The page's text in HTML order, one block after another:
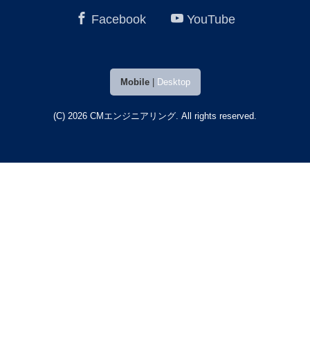
Facebook YouTube
Mobile| Desktop
(C) 2026 CMエンジニアリング. All rights reserved.